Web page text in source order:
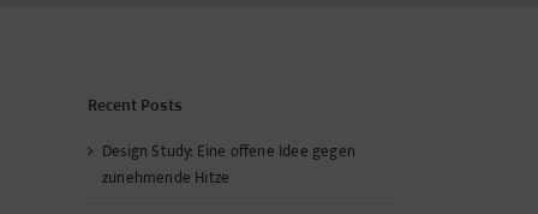
Recent Posts
Design Study: Eine offene Idee gegen
zunehmende Hitze